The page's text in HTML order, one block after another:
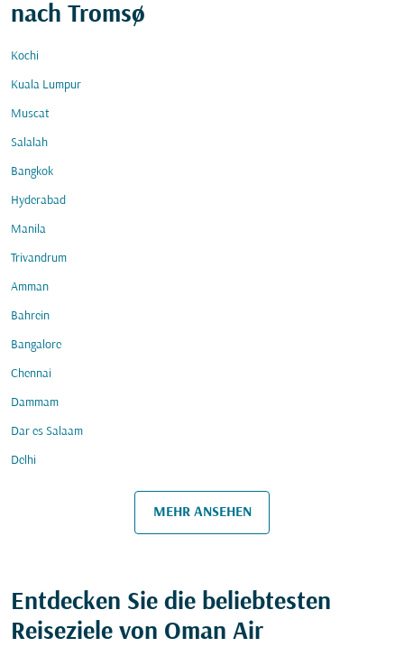
nach Tromsø
Kochi
Kuala Lumpur
Muscat
Salalah
Bangkok
Hyderabad
Manila
Trivandrum
Amman
Bahrein
Bangalore
Chennai
Dammam
Dar es Salaam
Delhi
MEHR ANSEHEN
Entdecken Sie die beliebtesten
Reiseziele von Oman Air